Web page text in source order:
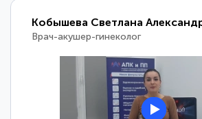
Кобышева Светлана
Врач-акушер-гинеколог